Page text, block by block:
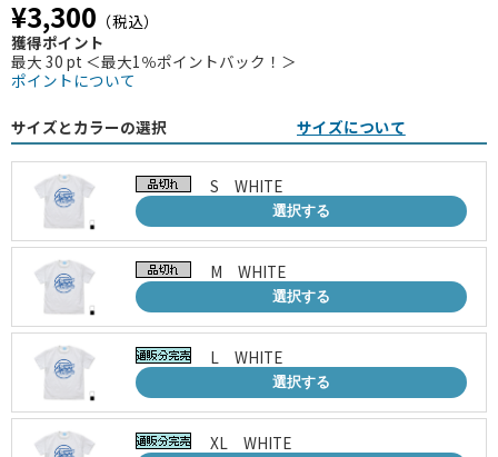
¥3,300 （税込）
獲得ポイント
最大 30 pt ＜最大1％ポイントバック！＞
ポイントについて
サイズとカラーの選択 サイズについて
S WHITE
選択する
M WHITE
選択する
L WHITE
選択する
XL WHITE